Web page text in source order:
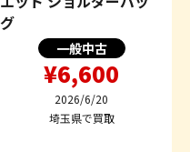
グ
一般中古
¥6,600
2026/6/20
埼玉県で買取